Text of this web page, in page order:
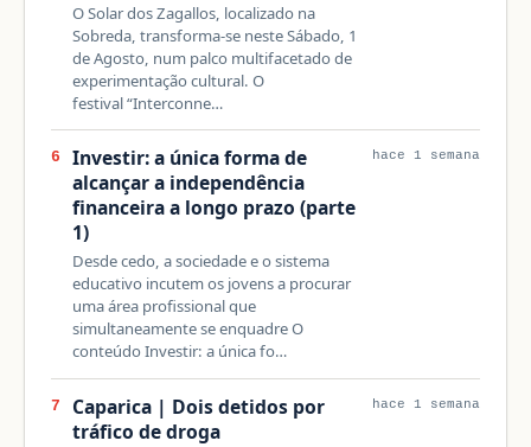
O Solar dos Zagallos, localizado na
Sobreda, transforma-se neste Sábado, 1
de Agosto, num palco multifacetado de
experimentação cultural. O
festival “Interconne…
6
Investir: a única forma de
alcançar a independência
financeira a longo prazo (parte
1)
Desde cedo, a sociedade e o sistema
educativo incutem os jovens a procurar
uma área profissional que
simultaneamente se enquadre O
conteúdo Investir: a única fo…
hace 1 semana
7
Caparica | Dois detidos por
tráfico de droga
hace 1 semana